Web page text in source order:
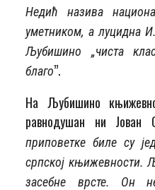
Недић назива
уметником, а луцидна
Љубишино „чиста
благо”.
На Љубишино
равнодушан ни Јован
приповетке биле су
српској књижевности.
засебне врсте. Он